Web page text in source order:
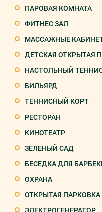
ПАРОВАЯ КОМНАТА
ФИТНЕС ЗАЛ
МАССАЖНЫЕ
ДЕТСКАЯ ОТКРЫТАЯ
НАСТОЛЬНЫЙ
БИЛЬЯРД
ТЕННИСНЫЙ КОРТ
РЕСТОРАН
КИНОТЕАТР
ЗЕЛЕНЫЙ САД
БЕСЕДКА ДЛЯ
ОХРАНА
ОТКРЫТАЯ ПАРКОВКА